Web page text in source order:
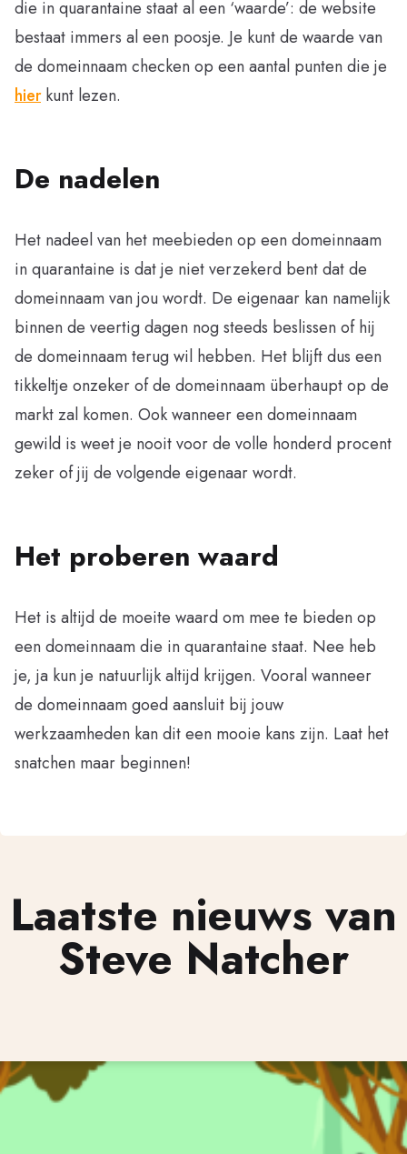
die in quarantaine staat al een ‘waarde’: de website
bestaat immers al een poosje. Je kunt de waarde van
de domeinnaam checken op een aantal punten die je
hierkunt lezen.
De nadelen
Het nadeel van het meebieden op een domeinnaam
in quarantaine is dat je niet verzekerd bent dat de
domeinnaam van jou wordt. De eigenaar kan namelijk
binnen de veertig dagen nog steeds beslissen of hij
de domeinnaam terug wil hebben. Het blijft dus een
tikkeltje onzeker of de domeinnaam überhaupt op de
markt zal komen. Ook wanneer een domeinnaam
gewild is weet je nooit voor de volle honderd procent
zeker of jij de volgende eigenaar wordt.
Het proberen waard
Het is altijd de moeite waard om mee te bieden op
een domeinnaam die in quarantaine staat. Nee heb
je, ja kun je natuurlijk altijd krijgen. Vooral wanneer
de domeinnaam goed aansluit bij jouw
werkzaamheden kan dit een mooie kans zijn. Laat het
snatchen maar beginnen!
Laatste nieuws van
Steve Natcher